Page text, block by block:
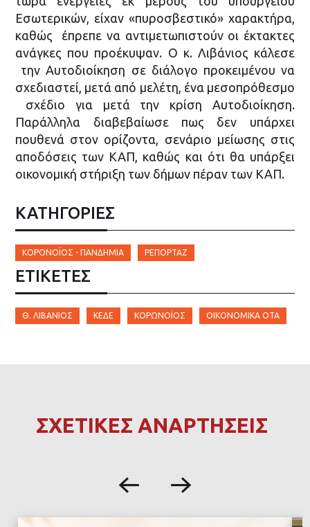
Εσωτερικών, είχαν «πυροσβεστικό» χαρακτήρα,
καθώς έπρεπε να αντιμετωπιστούν οι έκτακτες
ανάγκες που προέκυψαν. Ο κ. Λιβάνιος κάλεσε
την Αυτοδιοίκηση σε διάλογο προκειμένου να
σχεδιαστεί, μετά από μελέτη, ένα μεσοπρόθεσμο
σχέδιο για μετά την κρίση Αυτοδιοίκηση.
Παράλληλα διαβεβαίωσε πως δεν υπάρχει
πουθενά στον ορίζοντα, σενάριο μείωσης στις
αποδόσεις των ΚΑΠ, καθώς και ότι θα υπάρξει
οικονομική στήριξη των δήμων πέραν των ΚΑΠ.
ΚΑΤΗΓΟΡΙΕΣ
ΚΟΡΟΝΟΪΌΣ - ΠΑΝΔΗΜΊΑ ΡΕΠΟΡΤΆΖ
ΕΤΙΚΈΤΕΣ
Θ. ΛΙΒΆΝΙΟΣ ΚΕΔΕ ΚΟΡΩΝΟΪΌΣ ΟΙΚΟΝΟΜΙΚΆ ΟΤΑ
ΣΧΕΤΙΚΕΣ ΑΝΑΡΤΗΣΕΙΣ